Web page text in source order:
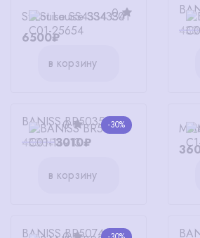
0
St.Louise SS4334 C01
6500₽
в корзину
0 -30%
BANISS BR5035 C01
4300₽3010₽
в корзину
BANISS BR5074 C03